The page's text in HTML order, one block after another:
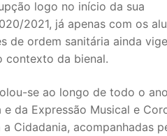
logo no início da sua
2021, já apenas com os
de ordem sanitária ainda
contexto da bienal.
se ao longo de todo o
da Expressão Musical e
Cidadania, acompanhadas